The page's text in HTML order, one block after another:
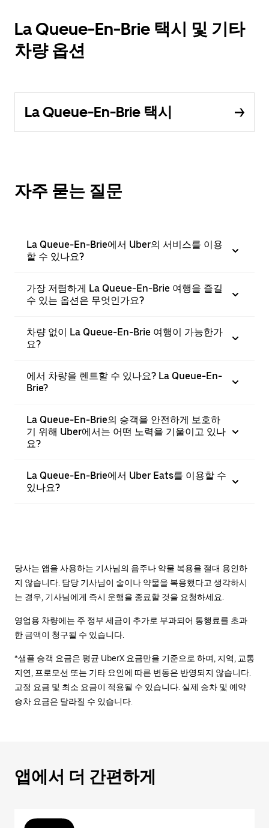
La Queue-En-Brie 택시 및 기타
차량 옵션
La Queue-En-Brie 택시
자주 묻는 질문
La Queue-En-Brie에서 Uber의 서비스를 이용
할 수 있나요?
가장 저렴하게 La Queue-En-Brie 여행을 즐길
수 있는 옵션은 무엇인가요?
차량 없이 La Queue-En-Brie 여행이 가능한가
요?
에서 차량을 렌트할 수 있나요? La Queue-En-
Brie?
La Queue-En-Brie의 승객을 안전하게 보호하
기 위해 Uber에서는 어떤 노력을 기울이고 있나
요?
La Queue-En-Brie에서 Uber Eats를 이용할 수
있나요?
당사는 앱을 사용하는 기사님의 음주나 약물 복용을 절대 용인하
지 않습니다. 담당 기사님이 술이나 약물을 복용했다고 생각하시
는 경우, 기사님에게 즉시 운행을 종료할 것을 요청하세요.
영업용 차량에는 주 정부 세금이 추가로 부과되어 통행료를 초과
한 금액이 청구될 수 있습니다.
*샘플 승객 요금은 평균 UberX 요금만을 기준으로 하며, 지역, 교통
지연, 프로모션 또는 기타 요인에 따른 변동은 반영되지 않습니다.
고정 요금 및 최소 요금이 적용될 수 있습니다. 실제 승차 및 예약
승차 요금은 달라질 수 있습니다.
앱에서 더 간편하게